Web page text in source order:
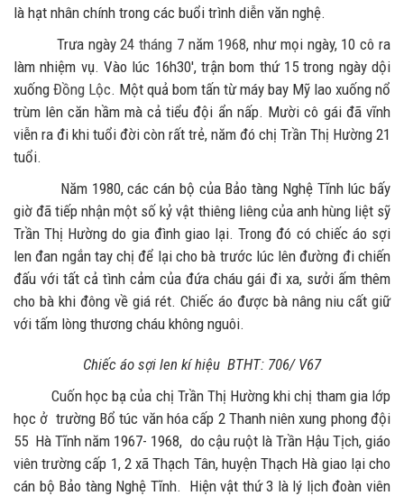
là hạt nhân chính trong các buổi trình diễn văn nghệ.
Trưa ngày24 tháng 7năm 1968, như mọi ngày, 10 cô ra
làm nhiệm vụ. Vào lúc 16h30', trận bom thứ 15 trong ngày dội
xuống Đồng Lộc. Một quả bom tấn từ máy bay Mỹ lao xuống nổ
trùm lên căn hầm mà cả tiểu đội ẩn nấp. Mười cô gái đã vĩnh
viễn ra đi khi tuổi đời còn rất trẻ, năm đó chị Trần Thị Hường 21
tuổi.
Năm 1980, các cán bộ của Bảo tàng Nghệ Tĩnh lúc bấy
giờ đã tiếp nhận một số kỷ vật thiêng liêng của anh hùng liệt sỹ
Trần Thị Hường do gia đình giao lại. Trong đó có chiếc áo sợi
len đan ngắn tay chị để lại cho bà trước lúc lên đường đi chiến
đấu với tất cả tình cảm của đứa cháu gái đi xa, sưởi ấm thêm
cho bà khi đông về giá rét. Chiếc áo được bà nâng niu cất giữ
với tấm lòng thương cháu không nguôi.
Chiếc áo sợi len kí hiệu BTHT: 706/ V67
Cuốn học bạ của chị Trần Thị Hường khi chị tham gia lớp
học ở trường Bổ túc văn hóa cấp 2 Thanh niên xung phong đội
55 Hà Tĩnh năm 1967- 1968, do cậu ruột là Trần Hậu Tịch, giáo
viên trường cấp 1, 2 xã Thạch Tân, huyện Thạch Hà giao lại cho
cán bộ Bảo tàng Nghệ Tĩnh. Hiện vật thứ 3 là lý lịch đoàn viên